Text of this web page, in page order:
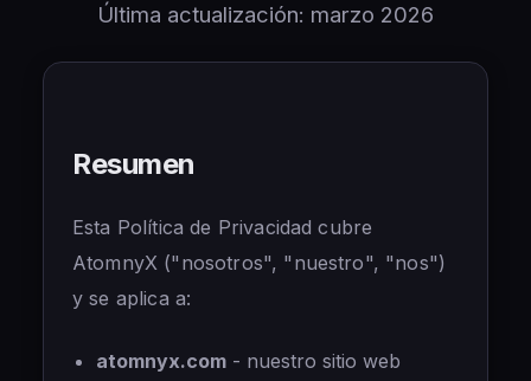
🇳🇱
Última actualización: marzo 2026
Resumen
Esta Política de Privacidad cubre
AtomnyX ("nosotros", "nuestro", "nos")
y se aplica a:
atomnyx.com - nuestro sitio web